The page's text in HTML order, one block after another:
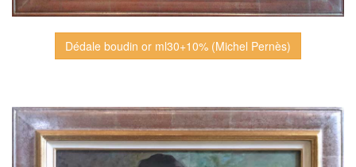
Dédale boudin or ml30+10% (Michel Pernès)